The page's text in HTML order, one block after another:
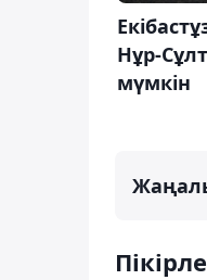
Нұр-
мүмкін